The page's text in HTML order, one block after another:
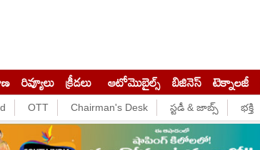
రివ్యూలు క్రీడలు ఆటోమొబైల్స్ బిజినెస్‌ టెక్నాలజీ
OTT Chairman's Desk స్టడీ & జాబ్స్ భక్తి